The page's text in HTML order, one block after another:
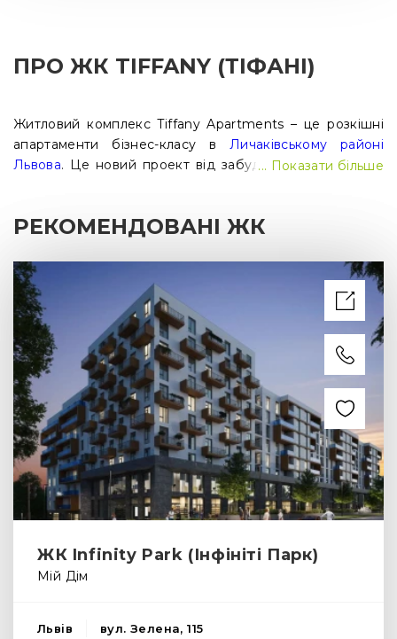
ПРО ЖК TIFFANY (ТІФАНІ)
Житловий комплекс Tiffany Apartments – це розкішні
апартаменти бізнес-класу в Личаківському районі
Львова. Це новий проект від забудовника «Мій Дім»,
сучасної квартири з високим рівнем комфорту, то ЖК
Інфраструктура
ЖК Tiffany
apartments
Відмінне місце розташування ЖК Tiffany apartments у
Львові на вул. Пасічна, 84 створює абсолютно
комфортні умови для поєднання активного життя та
спокійного відпочинку. Розвинена внутрішня
інфраструктура, зручна транспортна розв’язка та
наявність великого парку Погулянка поблизу – це
лише деякі переваги цього ЖК.
підземний паркінг, закритий двір та наявність камер
відеоспостереження.
В радіусі 1 кілометра від ЖК Tiffany apartments:
... Показати більше
РЕКОМЕНДОВАНІ ЖК
ЖК Infinity Park (Інфініті Парк)
Мій Дім
Львів вул. Зелена, 115